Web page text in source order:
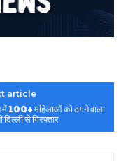
article
में 100+ महिलाओं को ठगने वाला
दिल्ली से गिरफ्तार